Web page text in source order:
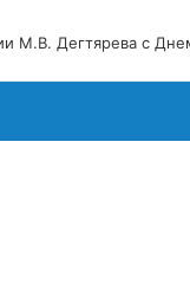
М.В. Дегтярева с